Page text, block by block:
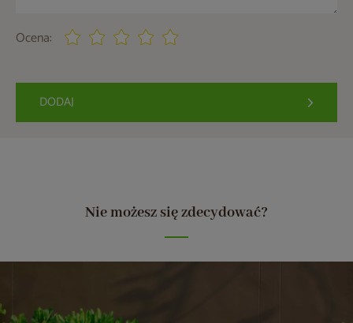
Ocena:
DODAJ
Nie możesz się zdecydować?